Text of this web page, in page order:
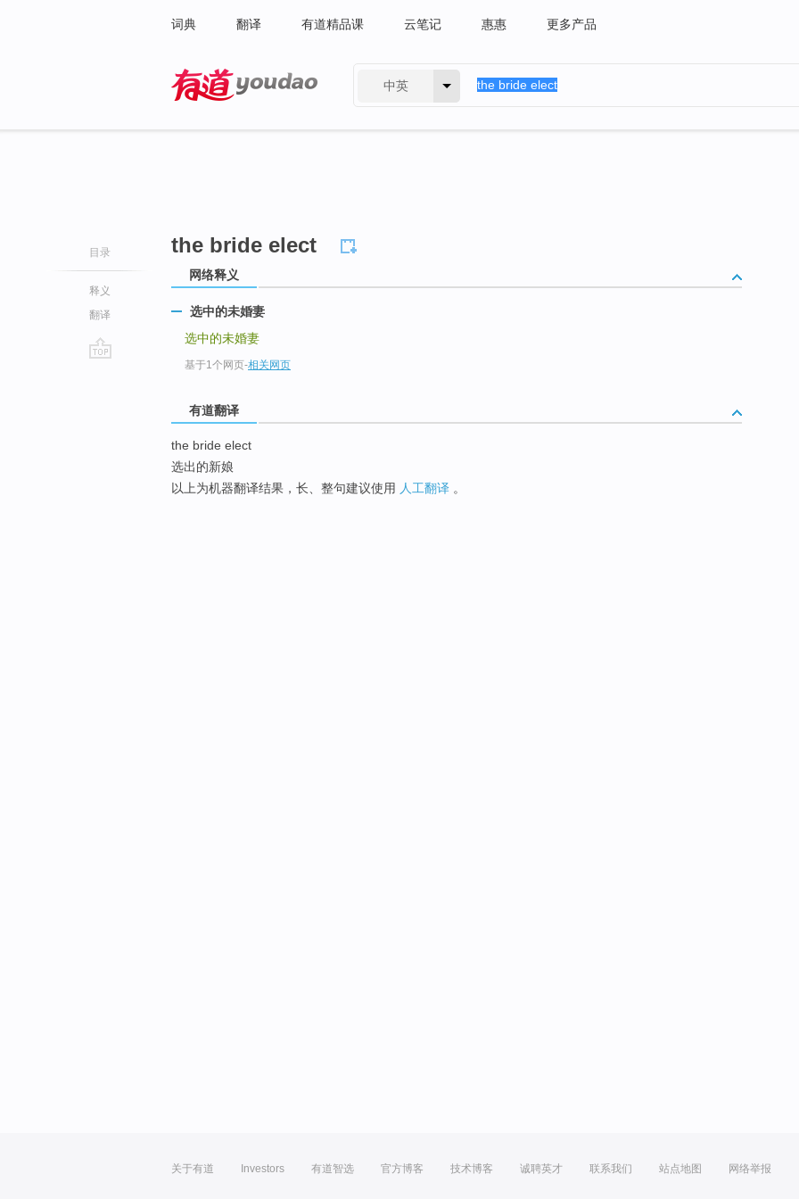
词典 翻译 有道精品课 云笔记 惠惠 更多产品
中英
目录
释义
翻译
the bride elect
网络释义
选中的未婚妻
选中的未婚妻
基于1个网页-相关网页
有道翻译
the bride elect
选出的新娘
以上为机器翻译结果，长、整句建议使用 人工翻译 。
关于有道 Investors 有道智选 官方博客 技术博客 诚聘英才 联系我们 站点地图 网络举报